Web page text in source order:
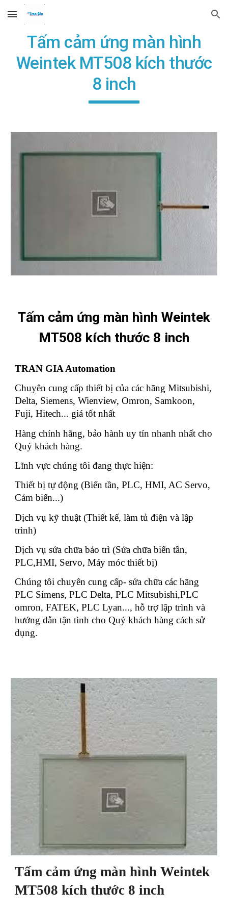
Skip to main content Skip to navigation
Tấm cảm ứng màn hình
Weintek MT508 kích thước
8 inch
Tấm cảm ứng màn hình Weintek
MT508 kích thước 8 inch
TRAN GIA Automation
Chuyên cung cấp thiết bị của các hãng Mitsubishi,
Delta, Siemens, Wienview, Omron, Samkoon,
Fuji, Hitech... giá tốt nhất
Hàng chính hãng, bảo hành uy tín nhanh nhất cho
Quý khách hàng.
Lĩnh vực chúng tôi đang thực hiện:
Thiết bị tự động (Biến tần, PLC, HMI, AC Servo,
Cảm biến...)
Dịch vụ kỹ thuật (Thiết kế, làm tủ điện và lập
trình)
Dịch vụ sửa chữa bảo trì (Sửa chữa biến tần,
PLC,HMI, Servo, Máy móc thiết bị)
Chúng tôi chuyên cung cấp- sửa chữa các hãng
PLC Simens, PLC Delta, PLC Mitsubishi,PLC
omron, FATEK, PLC Lyan..., hỗ trợ lập trình và
hướng dẫn tận tình cho Quý khách hàng cách sử
dụng.
Tấm cảm ứng màn hình Weintek
MT508 kích thước 8 inch